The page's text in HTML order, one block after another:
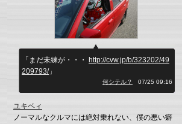
「まだ未練が・・・
http://cvw.jp/b/323202/49
209793/」
何シテル？ 07/25 09:16
ユキベィ
ノーマルなクルマには絶対乗れない、僕の悪い癖